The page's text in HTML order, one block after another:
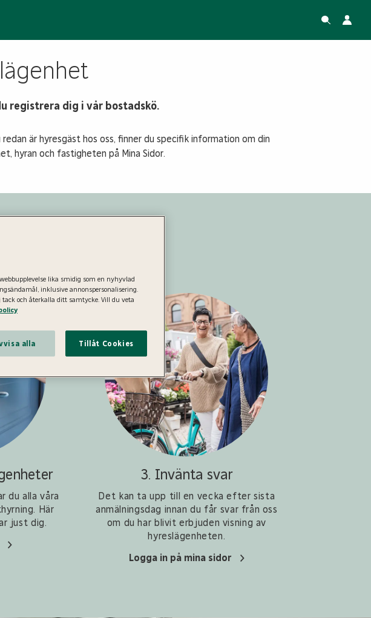
registrera dig i vår bostadskö.
redan är hyresgäst hos oss, finner du specifik information om din
hyran och fastigheten på Mina Sidor.
du alla våra
Här
just dig.
3. Invänta svar
Det kan ta upp till en vecka efter sista
anmälningsdag innan du får svar från oss
om du har blivit erbjuden visning av
hyreslägenheten.
Logga in på mina sidor
lika smidig som en nyhyvlad
inklusive annonspersonalisering.
och återkalla ditt samtycke. Vill du veta
alla Tillåt Cookies